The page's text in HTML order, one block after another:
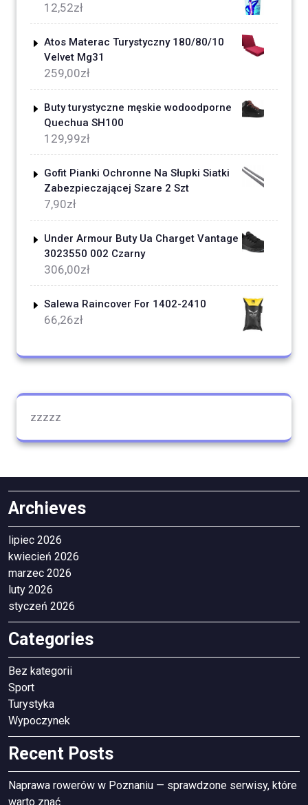
12,52zł
Atos Materac Turystyczny 180/80/10
Velvet Mg31
259,00zł
Buty turystyczne męskie wodoodporne
Quechua SH100
129,99zł
Gofit Pianki Ochronne Na Słupki Siatki
Zabezpieczającej Szare 2 Szt
7,90zł
Under Armour Buty Ua Charget Vantage
3023550 002 Czarny
306,00zł
Salewa Raincover For 1402-2410
66,26zł
zzzzz
Archieves
lipiec 2026
kwiecień 2026
marzec 2026
luty 2026
styczeń 2026
Categories
Bez kategorii
Sport
Turystyka
Wypoczynek
Recent Posts
Naprawa rowerów w Poznaniu — sprawdzone serwisy, które
warto znać